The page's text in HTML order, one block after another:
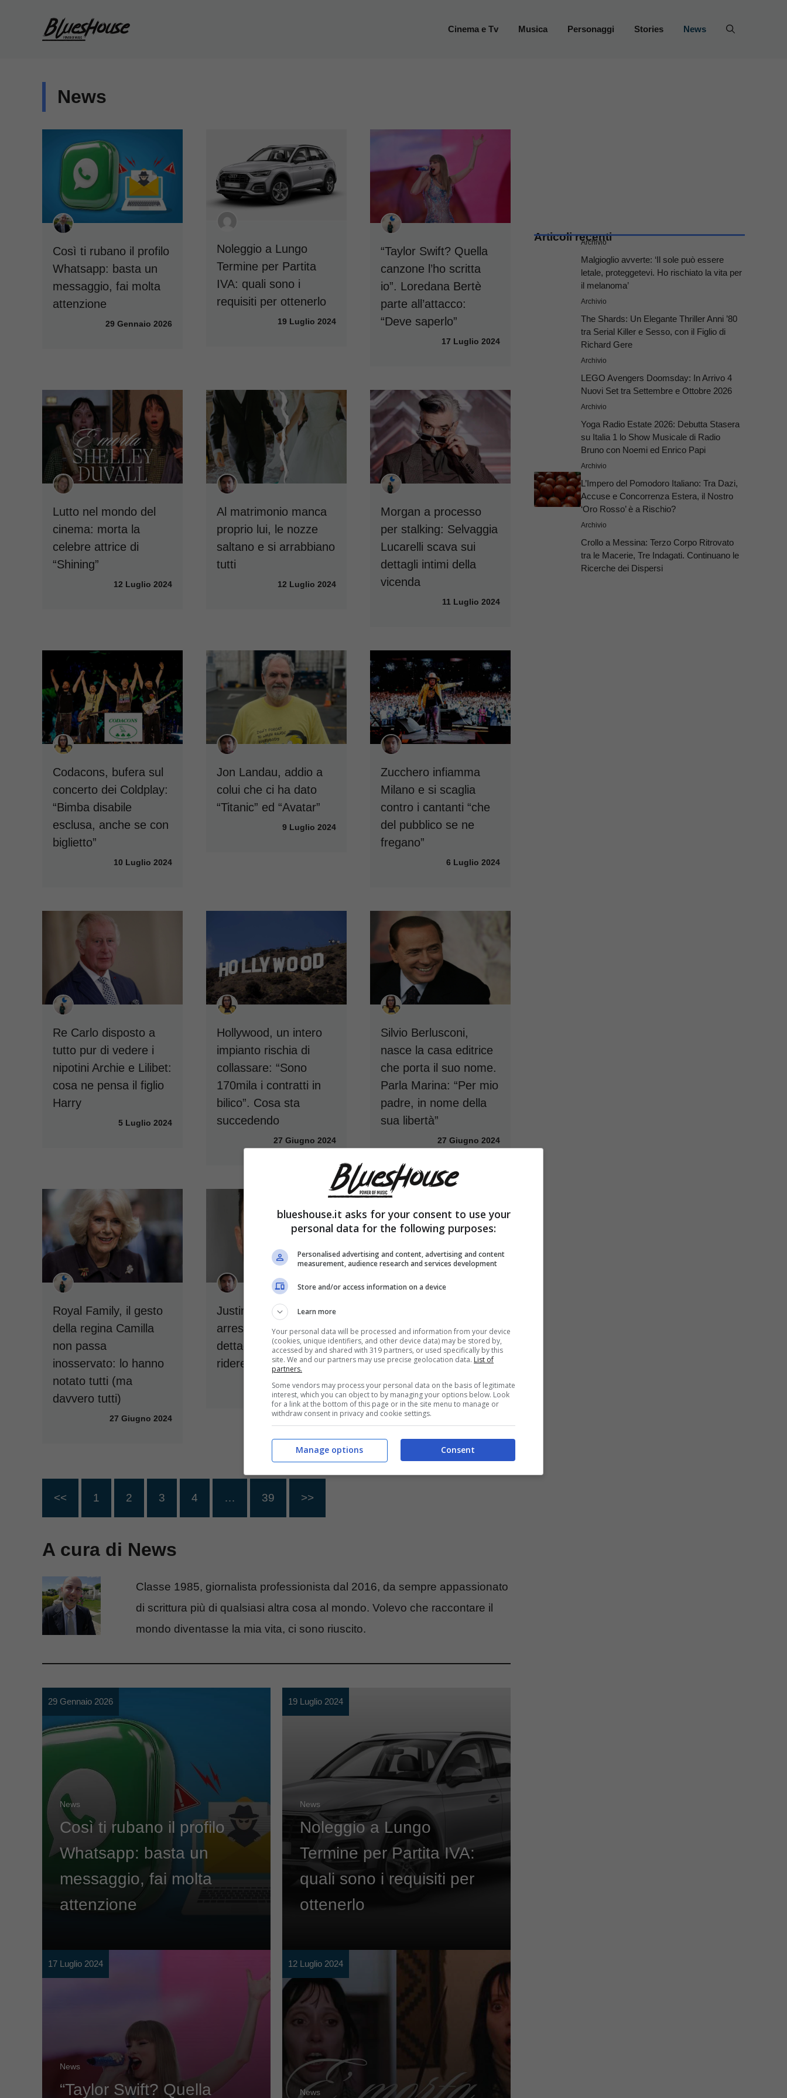
Cinema e Tv Musica Personaggi Stories News
News
Così ti rubano il profilo
Whatsapp: basta un
messaggio, fai molta
attenzione
29 Gennaio 2026
Noleggio a Lungo
Termine per Partita
IVA: quali sono i
requisiti per ottenerlo
19 Luglio 2024
“Taylor Swift? Quella
canzone l’ho scritta
io”. Loredana Bertè
parte all’attacco:
“Deve saperlo”
17 Luglio 2024
Lutto nel mondo del
cinema: morta la
celebre attrice di
“Shining”
12 Luglio 2024
Al matrimonio manca
proprio lui, le nozze
saltano e si arrabbiano
tutti
12 Luglio 2024
Morgan a processo
per stalking: Selvaggia
Lucarelli scava sui
dettagli intimi della
vicenda
11 Luglio 2024
Codacons, bufera sul
concerto dei Coldplay:
“Bimba disabile
esclusa, anche se con
biglietto”
10 Luglio 2024
Jon Landau, addio a
colui che ci ha dato
“Titanic” ed “Avatar”
9 Luglio 2024
Zucchero infiamma
Milano e si scaglia
contro i cantanti “che
del pubblico se ne
fregano”
6 Luglio 2024
Re Carlo disposto a
tutto pur di vedere i
nipotini Archie e Lilibet:
cosa ne pensa il figlio
Harry
5 Luglio 2024
Hollywood, un intero
impianto rischia di
collassare: “Sono
170mila i contratti in
bilico”. Cosa sta
succedendo
27 Giugno 2024
Silvio Berlusconi,
nasce la casa editrice
che porta il suo nome.
Parla Marina: “Per mio
padre, in nome della
sua libertà”
27 Giugno 2024
Royal Family, il gesto
della regina Camilla
non passa
inosservato: lo hanno
notato tutti (ma
davvero tutti)
27 Giugno 2024
Justin Timberlake
arrestato, c’è un
dettaglio che fa quasi
ridere
26 Giugno 2024
schiacciato da un
trattore, si è salvato
per miracolo: quali
sono le condizioni del
manager
<< 1 2 3 4 … 39 >>
A cura di News
Classe 1985, giornalista professionista dal 2016, da sempre appassionato
di scrittura più di qualsiasi altra cosa al mondo. Volevo che raccontare il
mondo diventasse la mia vita, ci sono riuscito.
29 Gennaio 2026
News
Così ti rubano il profilo
Whatsapp: basta un
messaggio, fai molta
attenzione
19 Luglio 2024
News
Noleggio a Lungo
Termine per Partita IVA:
quali sono i requisiti per
ottenerlo
17 Luglio 2024
News
“Taylor Swift? Quella
12 Luglio 2024
News
Articoli recenti
Archivio
Malgioglio avverte: ‘Il sole può essere
letale, proteggetevi. Ho rischiato la vita per
il melanoma’
Archivio
The Shards: Un Elegante Thriller Anni ’80
tra Serial Killer e Sesso, con il Figlio di
Richard Gere
Archivio
LEGO Avengers Doomsday: In Arrivo 4
Nuovi Set tra Settembre e Ottobre 2026
Archivio
Yoga Radio Estate 2026: Debutta Stasera
su Italia 1 lo Show Musicale di Radio
Bruno con Noemi ed Enrico Papi
Archivio
L’Impero del Pomodoro Italiano: Tra Dazi,
Accuse e Concorrenza Estera, il Nostro
‘Oro Rosso’ è a Rischio?
Archivio
Crollo a Messina: Terzo Corpo Ritrovato
tra le Macerie, Tre Indagati. Continuano le
Ricerche dei Dispersi
blueshouse.it asks for your consent to use your
personal data for the following purposes:
Personalised advertising and content, advertising and content
measurement, audience research and services development
Store and/or access information on a device
Learn more
Your personal data will be processed and information from your device
(cookies, unique identifiers, and other device data) may be stored by,
accessed by and shared with 319 partners, or used specifically by this
site. We and our partners may use precise geolocation data. List of
partners.
Some vendors may process your personal data on the basis of legitimate
interest, which you can object to by managing your options below. Look
for a link at the bottom of this page or in the site menu to manage or
withdraw consent in privacy and cookie settings.
Consent
Manage options